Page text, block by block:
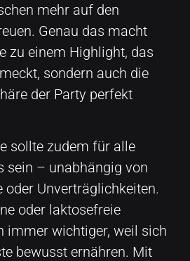
mehr auf den
Genau das macht
zu einem Highlight, das
sondern auch die
der Party perfekt
sollte zudem für alle
sein – unabhängig von
oder Unverträglichkeiten.
oder laktosefreie
immer wichtiger, weil sich
bewusst ernähren. Mit